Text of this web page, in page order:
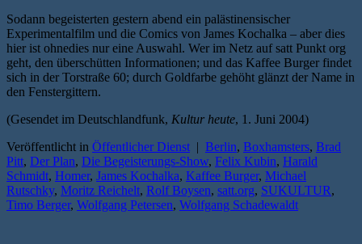
Sodann begeisterten gestern abend ein palästinensischer
Experimentalfilm und die Comics von James Kochalka – aber dies
hier ist ohnedies nur eine Auswahl. Wer im Netz auf satt Punkt org
geht, den überschütten Informationen; und das Kaffee Burger findet
sich in der Torstraße 60; durch Goldfarbe gehöht glänzt der Name in
den Fenstergittern.
(Gesendet im Deutschlandfunk, Kultur heute, 1. Juni 2004)
Veröffentlicht in Öffentlicher Dienst | Berlin, Boxhamsters, Brad
Pitt, Der Plan, Die Begeisterungs-Show, Felix Kubin, Harald
Schmidt, Homer, James Kochalka, Kaffee Burger, Michael
Rutschky, Moritz Reichelt, Rolf Boysen, satt.org, SUKULTUR,
Timo Berger, Wolfgang Petersen, Wolfgang Schadewaldt